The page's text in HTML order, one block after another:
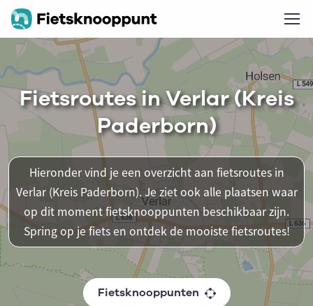
Fietsroutes in Verlar (Kreis
Paderborn)
Hieronder vind je een overzicht aan fietsroutes in
Verlar (Kreis Paderborn). Je ziet ook alle plaatsen waar
op dit moment fietsknooppunten beschikbaar zijn.
Spring op je fiets en ontdek de mooiste fietsroutes!
Fietsknooppunten